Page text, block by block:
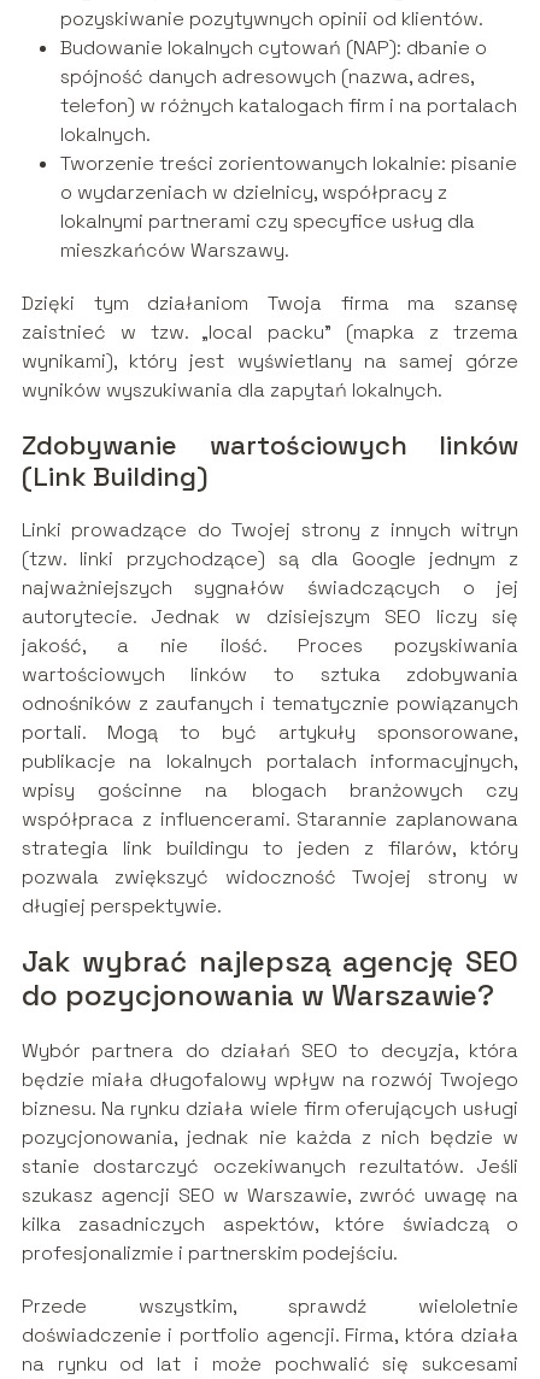
pozyskiwanie pozytywnych opinii od klientów.
Budowanie lokalnych cytowań (NAP): dbanie o
spójność danych adresowych (nazwa, adres,
telefon) w różnych katalogach firm i na portalach
lokalnych.
Tworzenie treści zorientowanych lokalnie: pisanie
o wydarzeniach w dzielnicy, współpracy z
lokalnymi partnerami czy specyfice usług dla
mieszkańców Warszawy.
Dzięki tym działaniom Twoja firma ma szansę
zaistnieć w tzw. „local packu” (mapka z trzema
wynikami), który jest wyświetlany na samej górze
wyników wyszukiwania dla zapytań lokalnych.
Zdobywanie wartościowych linków
(Link Building)
Linki prowadzące do Twojej strony z innych witryn
(tzw. linki przychodzące) są dla Google jednym z
najważniejszych sygnałów świadczących o jej
autorytecie. Jednak w dzisiejszym SEO liczy się
jakość, a nie ilość. Proces pozyskiwania
wartościowych linków to sztuka zdobywania
odnośników z zaufanych i tematycznie powiązanych
portali. Mogą to być artykuły sponsorowane,
publikacje na lokalnych portalach informacyjnych,
wpisy gościnne na blogach branżowych czy
współpraca z influencerami. Starannie zaplanowana
strategia link buildingu to jeden z filarów, który
pozwala zwiększyć widoczność Twojej strony w
długiej perspektywie.
Jak wybrać najlepszą agencję SEO
do pozycjonowania w Warszawie?
Wybór partnera do działań SEO to decyzja, która
będzie miała długofalowy wpływ na rozwój Twojego
biznesu. Na rynku działa wiele firm oferujących usługi
pozycjonowania, jednak nie każda z nich będzie w
stanie dostarczyć oczekiwanych rezultatów. Jeśli
szukasz agencji SEO w Warszawie, zwróć uwagę na
kilka zasadniczych aspektów, które świadczą o
profesjonalizmie i partnerskim podejściu.
Przede wszystkim, sprawdź wieloletnie
doświadczenie i portfolio agencji. Firma, która działa
na rynku od lat i może pochwalić się sukcesami